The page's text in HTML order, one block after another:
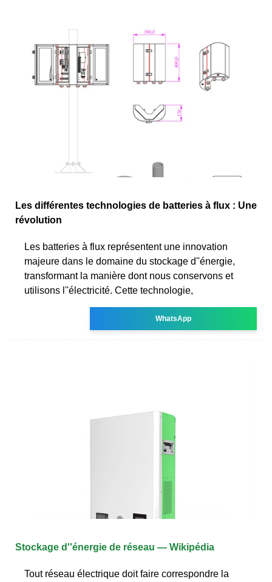
Les différentes technologies de batteries à flux : Une
révolution
Les batteries à flux représentent une innovation
majeure dans le domaine du stockage d''énergie,
transformant la manière dont nous conservons et
utilisons l''électricité. Cette technologie,
WhatsApp
Stockage d''énergie de réseau — Wikipédia
Tout réseau électrique doit faire correspondre la